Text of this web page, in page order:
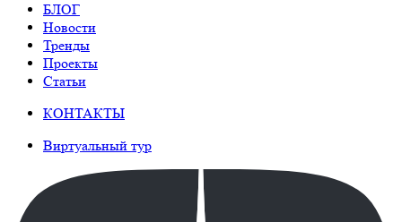
БЛОГ
Новости
Тренды
Проекты
Статьи
КОНТАКТЫ
Виртуальный тур